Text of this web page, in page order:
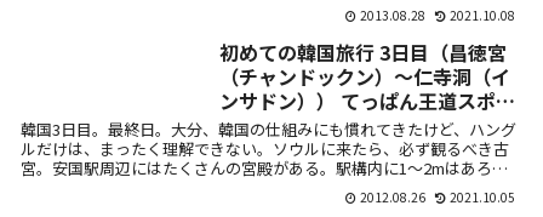
2013.08.28 2021.10.08
初めての韓国旅行 3日目（昌徳宮
（チャンドックン）～仁寺洞（イ
ンサドン）） てっぱん王道スポッ
ト古宮
韓国3日目。最終日。大分、韓国の仕組みにも慣れてきたけど、ハング
ルだけは、まったく理解できない。ソウルに来たら、必ず観るべき古
宮。安国駅周辺にはたくさんの宮殿がある。駅構内に1～2mはあろう
2012.08.26 2021.10.05